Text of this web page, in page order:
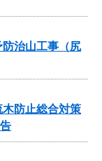
治山工事（尻
防止総合対策